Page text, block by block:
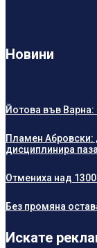
Новини
Йотова във
Пламен Абровски:
дисциплинира
Отмениха над
Без промяна
Искате